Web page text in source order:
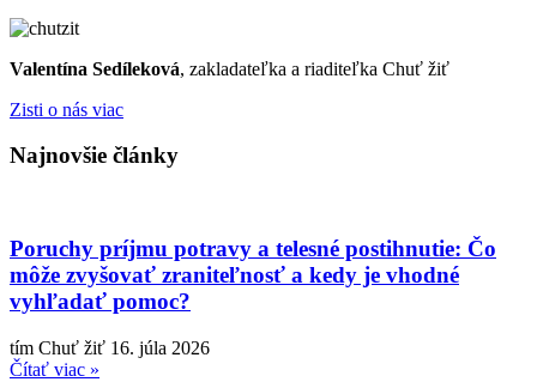
Valentína Sedíleková, zakladateľka a riaditeľka Chuť žiť
Zisti o nás viac
Najnovšie články​
Poruchy príjmu potravy a telesné postihnutie: Čo
môže zvyšovať zraniteľnosť a kedy je vhodné
vyhľadať pomoc?
tím Chuť žiť 16. júla 2026
Čítať viac »